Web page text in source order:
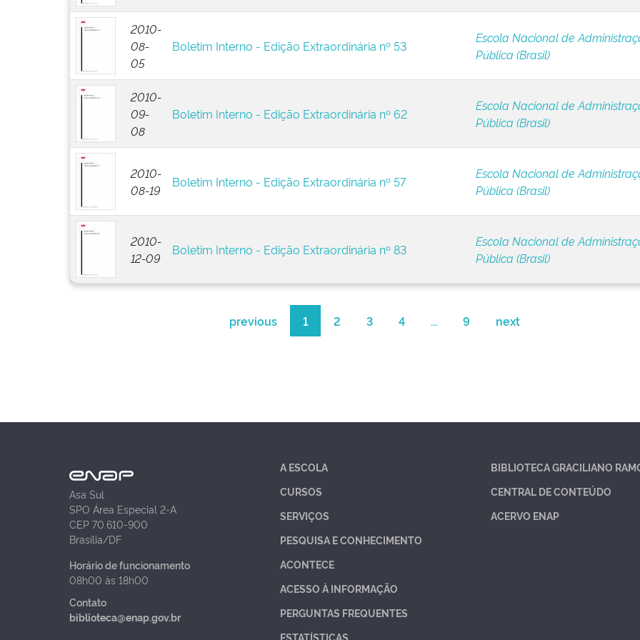
2010-
08-
05
Boletim Interno - Edição Extraordinária nº 53
Escola Nacional de
Pública (Brasil)
2010-
09-
08
Boletim Interno - Edição Extraordinária nº 62
Escola Nacional de
Pública (Brasil)
2010-
08-19
Boletim Interno - Edição Extraordinária nº 57
Escola Nacional de
Pública (Brasil)
2010-
12-09
Boletim Interno - Edição Extraordinária nº 83
Escola Nacional de
Pública (Brasil)
previous 1 2 3 4 ... 9 next
Asa Sul
SPO Área Especial 2-A
CEP 70.610-900
Brasília/DF
Horário de funcionamento
08h00 às 18h00
Contato
biblioteca@enap.gov.br
A ESCOLA
CURSOS
SERVIÇOS
PESQUISA E CONHECIMENTO
ACONTECE
ACESSO À INFORMAÇÃO
PERGUNTAS FREQUENTES
ESTATÍSTICAS
BIBLIOTECA GRACILIANO
CENTRAL DE CONTEÚDO
ACERVO ENAP